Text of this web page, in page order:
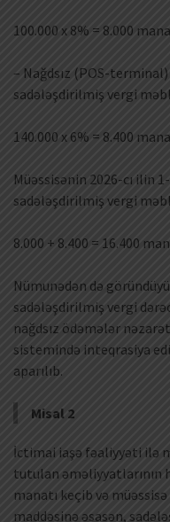
100.000 x 8% = 8.000
– Nağdsız (POS-
sadələşdirilmiş vergi
140.000 x 6% = 8.400
Müəssisənin 2026-cı ilin
sadələşdirilmiş vergi
8.000 + 8.400 = 16.400
Nümunədən də
sadələşdirilmiş vergi
nağdsız ödəmələr
sistemində inteqrasiya
aparılıb.
Misal 2
İctimai iaşə fəaliyyəti ilə
tutulan əməliyyatlarının
manatı keçib və
maddəsinə əsasən,